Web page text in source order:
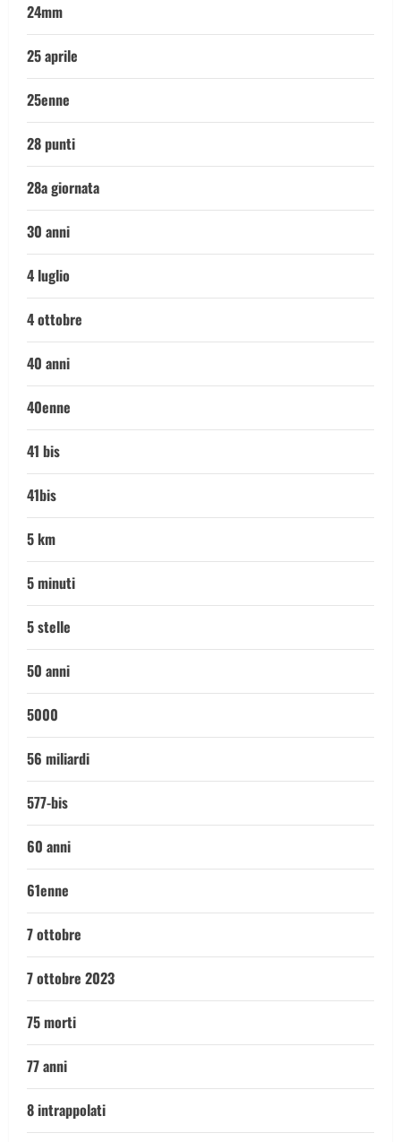
24mm
25 aprile
25enne
28 punti
28a giornata
30 anni
4 luglio
4 ottobre
40 anni
40enne
41 bis
41bis
5 km
5 minuti
5 stelle
50 anni
5000
56 miliardi
577-bis
60 anni
61enne
7 ottobre
7 ottobre 2023
75 morti
77 anni
8 intrappolati